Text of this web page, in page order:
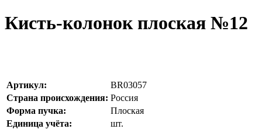
Кисть-колонок плоская №12
Артикул:
BR03057
Страна происхождения: Россия
Форма пучка:
Плоская
Единица учёта:
шт.